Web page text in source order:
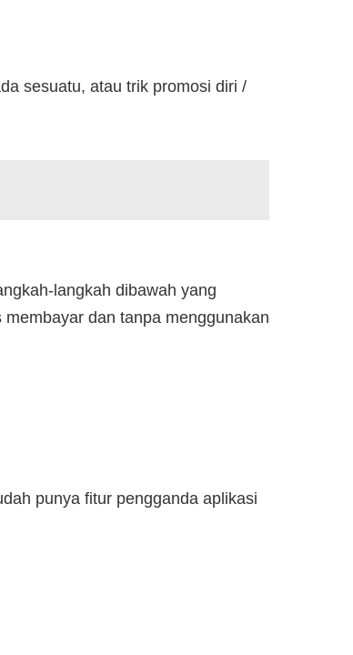
sesuatu, atau trik promosi diri /
langkah dibawah yang
dan tanpa menggunakan
punya fitur pengganda aplikasi